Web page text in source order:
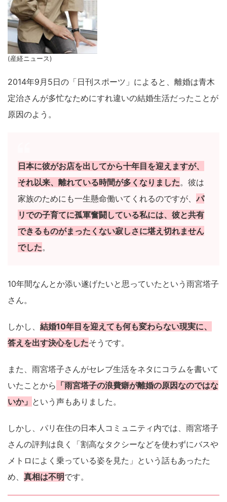
(産経ニュース)
2014年9月5日の「日刊スポーツ」によると、離婚は青木
定治さんが多忙なためにすれ違いの結婚生活だったことが
原因のよう。
日本に彼がお店を出してから十年目を迎えますが、
それ以来、離れている時間が多くなりました。彼は
家族のためにも一生懸命働いてくれるのですが、パ
リでの子育てに孤軍奮闘している私には、彼と共有
できるものがまったくない寂しさに堪え切れません
でした。
10年間なんとか添い遂げたいと思っていたという雨宮塔子
さん。
しかし、 結婚10年目を迎えても何も変わらない現実に、
答えを出す決心をしたそうです。
また、雨宮塔子さんがセレブ生活をネタにコラムを書いて
いたことから 「雨宮塔子の浪費癖が離婚の原因なのではな
いか」 という声もありました。
しかし、パリ在住の日本人コミュニティ内では、雨宮塔子
さんの評判は良く「割高なタクシーなどを使わずにバスや
メトロによく乗っている姿を見た」という話もあったた
め、 真相は不明です。